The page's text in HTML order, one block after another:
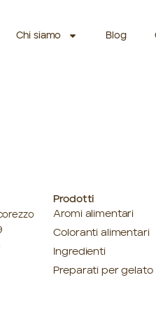
Chi siamo Blog
Prodotti
Aromi alimentari
Coloranti alimentari
Ingredienti
Preparati per gelato